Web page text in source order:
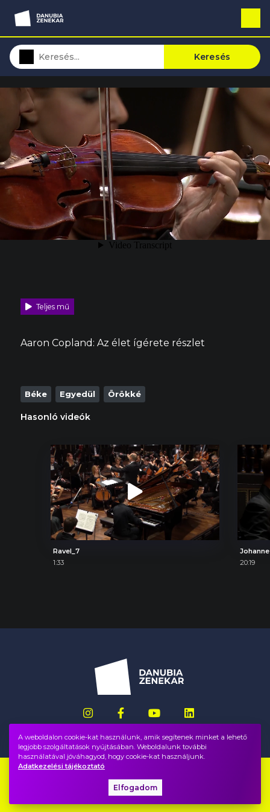
Keresés
Teljes mű
Aaron Copland: Az élet ígérete részlet
Béke Egyedül Örökké
Hasonló videók
Ravel_7
1:33
20:19
A weboldalon cookie-kat használunk, amik segítenek minket a lehető
legjobb szolgáltatások nyújtásában. Weboldalunk további
használatával jóváhagyod, hogy cookie-kat használjunk.
Adatkezelési tájékoztató
Elfogadom
Impresszum
Adatvédelem, ÁSZF